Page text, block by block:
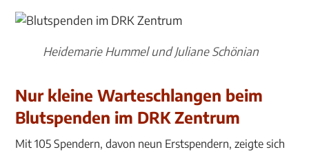
Heidemarie Hummel und Juliane Schönian
Nur kleine Warteschlangen beim
Blutspenden im DRK Zentrum
Mit 105 Spendern, davon neun Erstspendern, zeigte sich